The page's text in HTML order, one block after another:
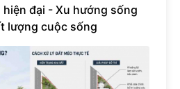
đại - Xu hướng sống
lượng cuộc sống